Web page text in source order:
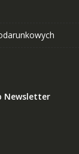
Newsletter